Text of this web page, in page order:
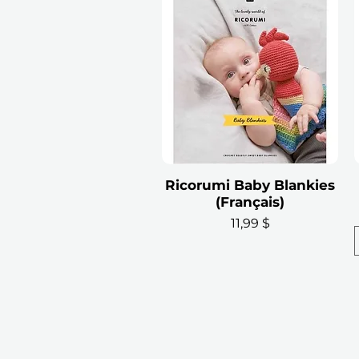
Aperçu rapide
Ricorumi Baby Blankies
(Français)
Prix
11,99 $